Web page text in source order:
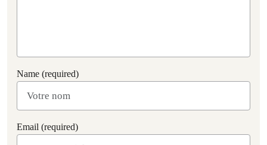
Name (required)
Email (required)